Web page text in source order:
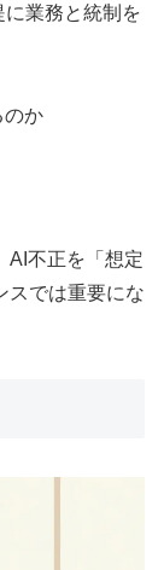
に業務と統制を
のか
AI不正を「想定
スでは重要にな